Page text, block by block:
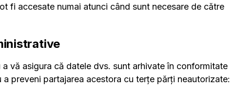
fi accesate numai atunci când sunt necesare de către
vă asigura că datele dvs. sunt arhivate în conformitate
preveni partajarea acestora cu terțe părți neautorizate: